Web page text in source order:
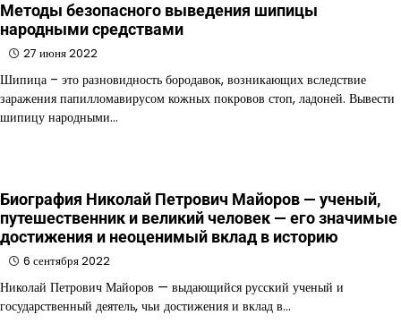
Методы безопасного выведения шипицы
народными средствами
27 июня 2022
Шипица – это разновидность бородавок, возникающих вследствие
заражения папилломавирусом кожных покровов стоп, ладоней. Вывести
шипицу народными…
Биография Николай Петрович Майоров — ученый,
путешественник и великий человек — его значимые
достижения и неоценимый вклад в историю
6 сентября 2022
Николай Петрович Майоров — выдающийся русский ученый и
государственный деятель, чьи достижения и вклад в…